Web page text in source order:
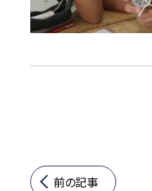
前の記事